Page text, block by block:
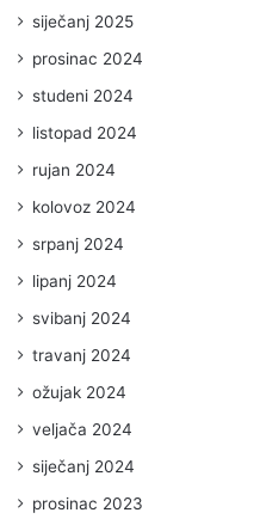
siječanj 2025
prosinac 2024
studeni 2024
listopad 2024
rujan 2024
kolovoz 2024
srpanj 2024
lipanj 2024
svibanj 2024
travanj 2024
ožujak 2024
veljača 2024
siječanj 2024
prosinac 2023